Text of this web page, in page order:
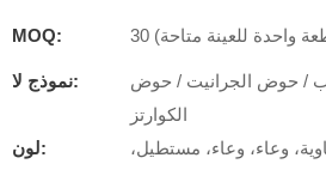
MOQ: واحدة للعينة متاحة)
نموذج لا:
/ حوض الجرانيت / حوض
الكوارتز
لون:
وعاء، وعاء، مستطيل،